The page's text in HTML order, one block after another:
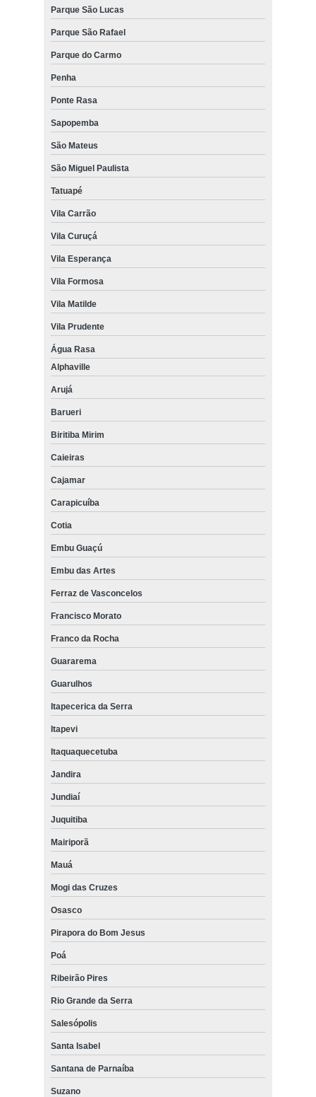
Parque São Lucas
Parque São Rafael
Parque do Carmo
Penha
Ponte Rasa
Sapopemba
São Mateus
São Miguel Paulista
Tatuapé
Vila Carrão
Vila Curuçá
Vila Esperança
Vila Formosa
Vila Matilde
Vila Prudente
Água Rasa
Alphaville
Arujá
Barueri
Biritiba Mirim
Caieiras
Cajamar
Carapicuíba
Cotia
Embu Guaçú
Embu das Artes
Ferraz de Vasconcelos
Francisco Morato
Franco da Rocha
Guararema
Guarulhos
Itapecerica da Serra
Itapevi
Itaquaquecetuba
Jandira
Jundiaí
Juquitiba
Mairiporã
Mauá
Mogi das Cruzes
Osasco
Pirapora do Bom Jesus
Poá
Ribeirão Pires
Rio Grande da Serra
Salesópolis
Santa Isabel
Santana de Parnaíba
Suzano